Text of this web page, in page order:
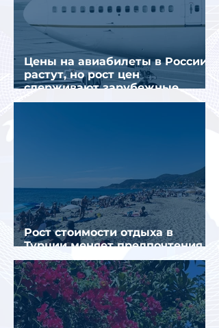
Цены на авиабилеты в России
растут, но рост цен
сдерживают зарубежные
конкуренты
Рост стоимости отдыха в
Турции меняет предпочтения
туристов